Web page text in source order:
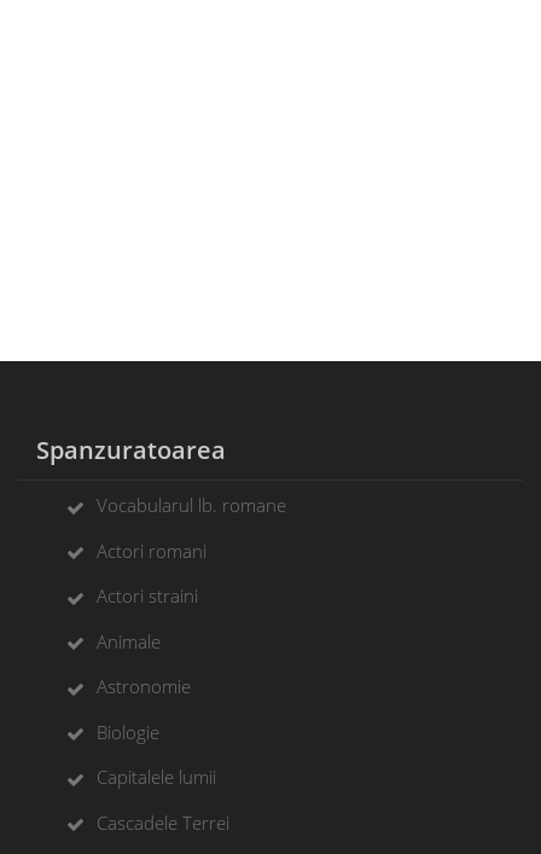
Spanzuratoarea
Vocabularul lb. romane
Actori romani
Actori straini
Animale
Astronomie
Biologie
Capitalele lumii
Cascadele Terrei